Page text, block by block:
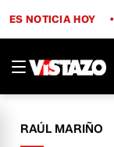
ES NOTICIA HOY
RAÚL MARIÑO